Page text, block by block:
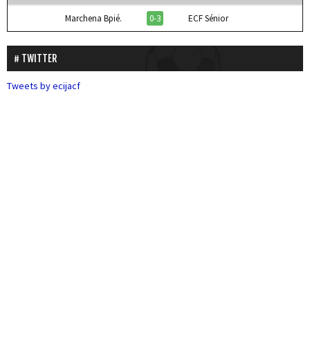
Marchena Bpié. 0-3 ECF Sénior
TWITTER
Tweets by ecijacf